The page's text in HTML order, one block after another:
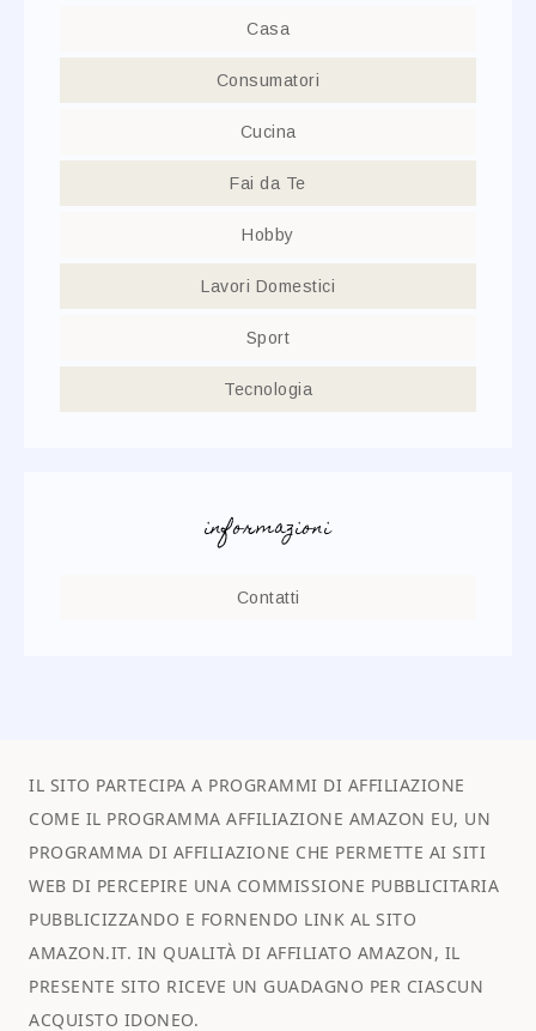
Casa
Consumatori
Cucina
Fai da Te
Hobby
Lavori Domestici
Sport
Tecnologia
informazioni
Contatti
IL SITO PARTECIPA A PROGRAMMI DI AFFILIAZIONE
COME IL PROGRAMMA AFFILIAZIONE AMAZON EU, UN
PROGRAMMA DI AFFILIAZIONE CHE PERMETTE AI SITI
WEB DI PERCEPIRE UNA COMMISSIONE PUBBLICITARIA
PUBBLICIZZANDO E FORNENDO LINK AL SITO
AMAZON.IT. IN QUALITÀ DI AFFILIATO AMAZON, IL
PRESENTE SITO RICEVE UN GUADAGNO PER CIASCUN
ACQUISTO IDONEO.